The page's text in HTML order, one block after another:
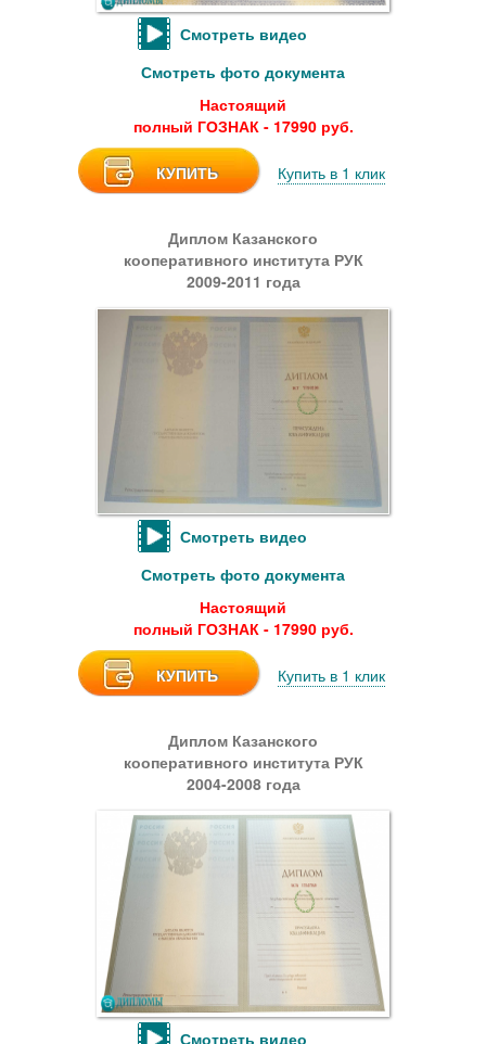
Смотреть видео
Смотреть фото документа
Настоящий
полный ГОЗНАК - 17990 руб.
КУПИТЬ Купить в 1 клик
Диплом Казанского
кооперативного института РУК
2009-2011 года
Смотреть видео
Смотреть фото документа
Настоящий
полный ГОЗНАК - 17990 руб.
КУПИТЬ Купить в 1 клик
Диплом Казанского
кооперативного института РУК
2004-2008 года
Смотреть видео